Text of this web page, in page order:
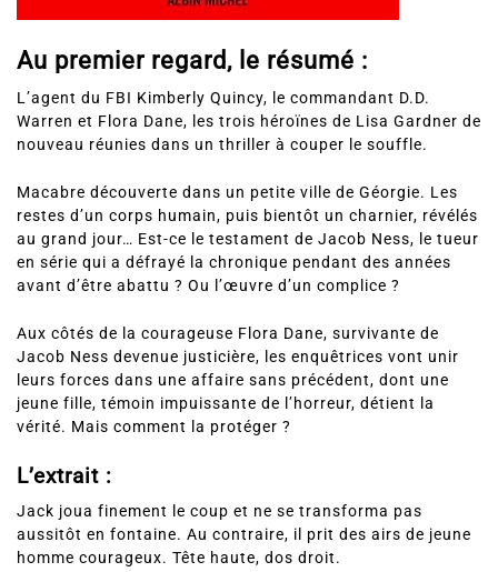
Au premier regard, le résumé :
L’agent du FBI Kimberly Quincy, le commandant D.D.
Warren et Flora Dane, les trois héroïnes de Lisa Gardner de
nouveau réunies dans un thriller à couper le souffle.
Macabre découverte dans un petite ville de Géorgie. Les
restes d’un corps humain, puis bientôt un charnier, révélés
au grand jour… Est-ce le testament de Jacob Ness, le tueur
en série qui a défrayé la chronique pendant des années
avant d’être abattu ? Ou l’œuvre d’un complice ?
Aux côtés de la courageuse Flora Dane, survivante de
Jacob Ness devenue justicière, les enquêtrices vont unir
leurs forces dans une affaire sans précédent, dont une
jeune fille, témoin impuissante de l’horreur, détient la
vérité. Mais comment la protéger ?
L’extrait :
Jack joua finement le coup et ne se transforma pas
aussitôt en fontaine. Au contraire, il prit des airs de jeune
homme courageux. Tête haute, dos droit.